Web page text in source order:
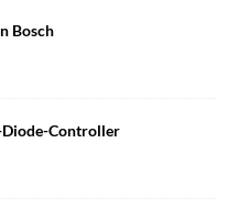
Bosch
Diode-Controller